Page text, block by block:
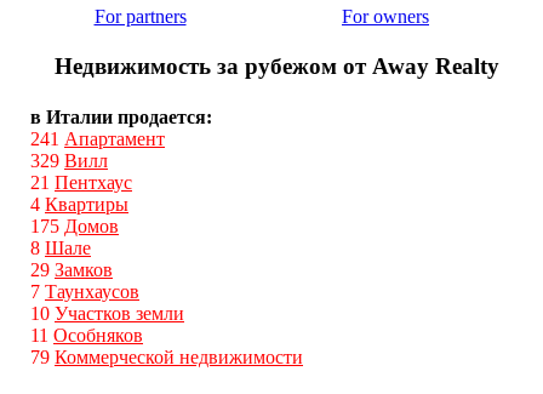
For partners For owners
Недвижимость за рубежом от Away Realty
в Италии продается:
241 Апартамент
329 Вилл
21 Пентхаус
4 Квартиры
175 Домов
8 Шале
29 Замков
7 Таунхаусов
10 Участков земли
11 Особняков
79 Коммерческой недвижимости